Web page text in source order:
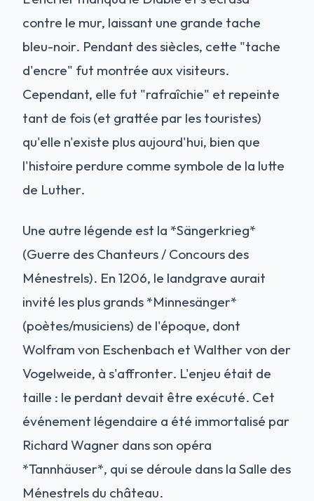
contre le mur, laissant une grande tache
bleu-noir. Pendant des siècles, cette "tache
d'encre" fut montrée aux visiteurs.
Cependant, elle fut "rafraîchie" et repeinte
tant de fois (et grattée par les touristes)
qu'elle n'existe plus aujourd'hui, bien que
l'histoire perdure comme symbole de la lutte
de Luther.
Une autre légende est la *Sängerkrieg*
(Guerre des Chanteurs / Concours des
Ménestrels). En 1206, le landgrave aurait
invité les plus grands *Minnesänger*
(poètes/musiciens) de l'époque, dont
Wolfram von Eschenbach et Walther von der
Vogelweide, à s'affronter. L'enjeu était de
taille : le perdant devait être exécuté. Cet
événement légendaire a été immortalisé par
Richard Wagner dans son opéra
*Tannhäuser*, qui se déroule dans la Salle des
Ménestrels du château.